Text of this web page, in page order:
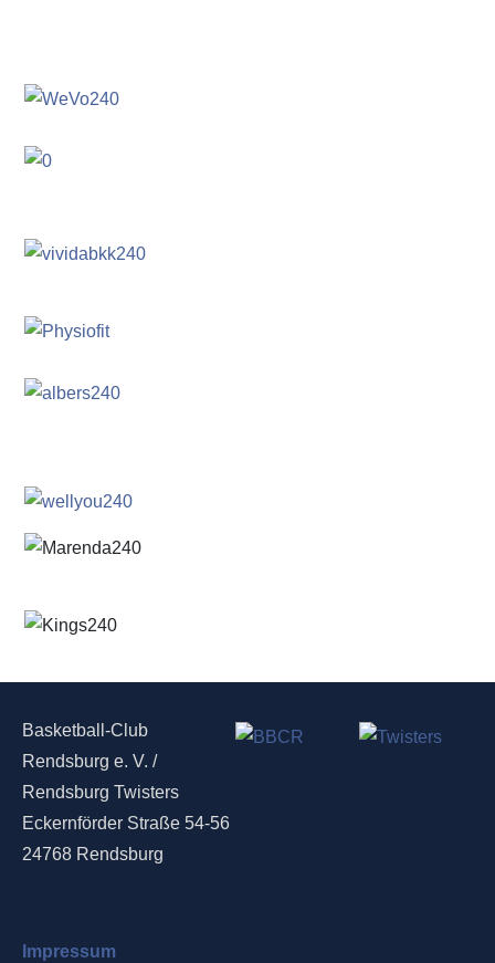
Basketball-Club
Rendsburg e. V. /
Rendsburg Twisters
Eckernförder Straße 54-56
24768 Rendsburg
Impressum